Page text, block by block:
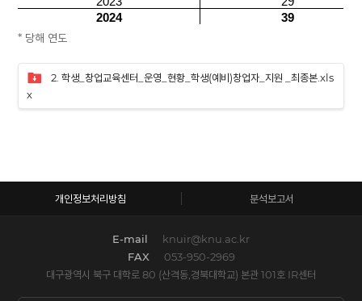
* 당해 연도
2. 학생_창업교육센터_운영_현황_학생(예비)창업자_지원 _최종본.xls
x
개인정보처리방침 분석보고서
E-mail
knuir@knu.ac.kr
FAX
053-950-2969
대구광역시 북구 대학로 80 (산격동,경북대학교) 본관 101호 IR센터